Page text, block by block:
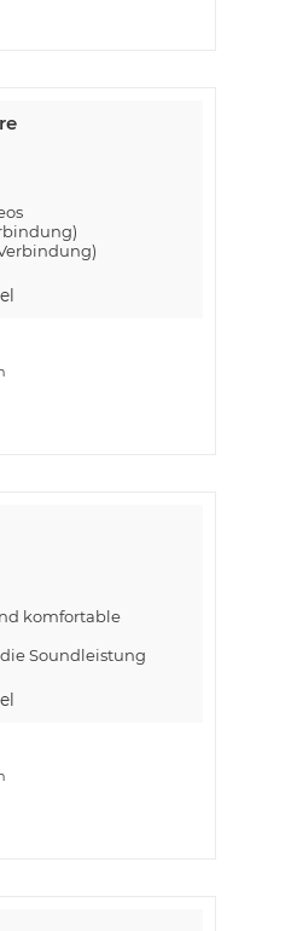
10.2-inch, iPad Air
Schwarz.
Bluetooth.
Laserpointer
komfortable
Soundleistung
S7, Maximale
280 g